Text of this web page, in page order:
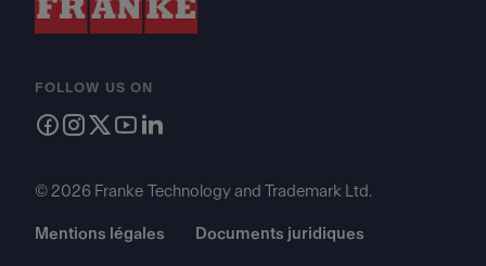
FOLLOW US ON
© 2026 Franke Technology and Trademark Ltd.
Mentions légales Documents juridiques